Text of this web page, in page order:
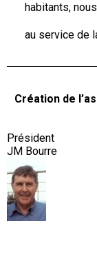
habitants,
au service de
Création de
Président
JM Bourre